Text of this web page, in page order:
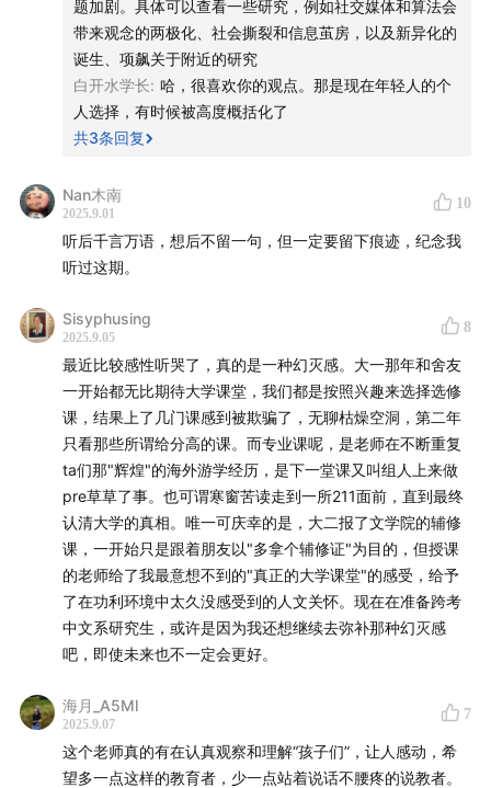
【51】文学博士：北大十年，遇见最好的老师，进入热爱
的专业
vol.013|我们攀升，我们坠落，科学能让我们理解世界
嘉宾：滕威 华南师范大学文学院教授
主播：夏阿怪
封面图：《完美的日子》剧照
BGM：Nils Frahm-DAY；Lou Reed - Perfect Day
☎️【互动方式】
欢迎收听《回南天BackToSouth》，一档在南方漫游的播
客节目，试图保持某种闯入者的身份，深入南方的肌理，
通过对话的形式，呈现这里的故事。
回南天听友群&商务合作&嘉宾自荐：添加微信
hntbacktosouth
小红书：回南天BackToSouth
欢迎在评论区留言交流。如果喜欢我们，也请在喜马拉
雅、小宇宙、网易云音乐、QQ音乐、荔枝FM、苹果播
客、豆瓣播客等音频平台留下你的宝贵好评。感谢！
题加剧。具体可以查看一些研究，例如社交媒体和算法会
带来观念的两极化、社会撕裂和信息茧房，以及新异化的
诞生、项飙关于附近的研究
白开水学长: 哈，很喜欢你的观点。那是现在年轻人的个
人选择，有时候被高度概括化了
共3条回复
Nan木南
2025.9.01
10
听后千言万语，想后不留一句，但一定要留下痕迹，纪念我
听过这期。
Sisyphusing
2025.9.05
8
最近比较感性听哭了，真的是一种幻灭感。大一那年和舍友
一开始都无比期待大学课堂，我们都是按照兴趣来选择选修
课，结果上了几门课感到被欺骗了，无聊枯燥空洞，第二年
只看那些所谓给分高的课。而专业课呢，是老师在不断重复
ta们那"辉煌"的海外游学经历，是下一堂课又叫组人上来做
pre草草了事。也可谓寒窗苦读走到一所211面前，直到最终
认清大学的真相。唯一可庆幸的是，大二报了文学院的辅修
课，一开始只是跟着朋友以"多拿个辅修证"为目的，但授课
的老师给了我最意想不到的"真正的大学课堂"的感受，给予
了在功利环境中太久没感受到的人文关怀。现在在准备跨考
中文系研究生，或许是因为我还想继续去弥补那种幻灭感
吧，即使未来也不一定会更好。
海月_A5Ml
2025.9.07
7
这个老师真的有在认真观察和理解“孩子们”，让人感动，希
望多一点这样的教育者，少一点站着说话不腰疼的说教者。